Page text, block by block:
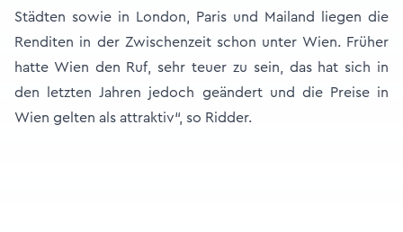
Städten sowie in London, Paris und Mailand liegen die
Renditen in der Zwischenzeit schon unter Wien. Früher
hatte Wien den Ruf, sehr teuer zu sein, das hat sich in
den letzten Jahren jedoch geändert und die Preise in
Wien gelten als attraktiv“, so Ridder.